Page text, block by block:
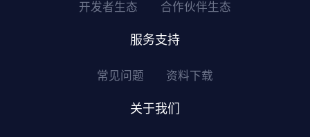
开发者生态 合作伙伴生态
服务支持
常见问题 资料下载
关于我们